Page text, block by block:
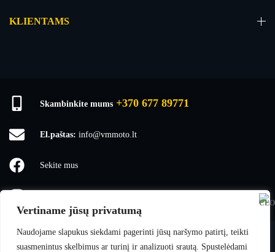
Vertiname jūsų privatumą
Naudojame slapukus siekdami pagerinti jūsų naršymo patirtį, teikti
suasmenintus skelbimus ar turinį ir analizuoti srautą. Spustelėdami
KLIENTAMS
Skambinkite mums +370 677 89771
El.paštas: info@vmmoto.lt
Sekite mus
VMmoto© 2025 Visos teisės saugomos.